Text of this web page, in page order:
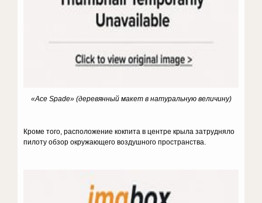
«AceSpade» (деревянный макет в натуральную величину)
Кроме того, расположение кокпита в центре крыла затрудняло
пилоту обзор окружающего воздушного пространства.